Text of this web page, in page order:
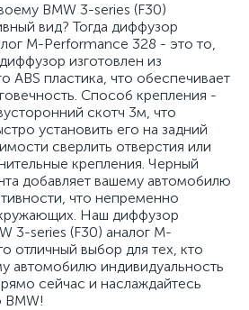
BMW 3-series (F30)
вид? Тогда диффузор
М-Performance 328 - это то,
изготовлен из
ABS пластика, что обеспечивает
Способ крепления -
скотч 3м, что
установить его на задний
сверлить отверстия или
крепления. Черный
добавляет вашему автомобилю
что непременно
Наш диффузор
3-series (F30) аналог М-
отличный выбор для тех, кто
автомобилю индивидуальность
сейчас и наслаждайтесь